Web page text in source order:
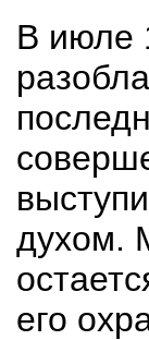
В июле
духом.
его